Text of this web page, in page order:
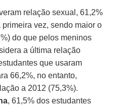
relação sexual, 61,2%
primeira vez, sendo maior o
do que pelos meninos
a última relação
que usaram
66,2%, no entanto,
a 2012 (75,3%).
, 61,5% dos estudantes